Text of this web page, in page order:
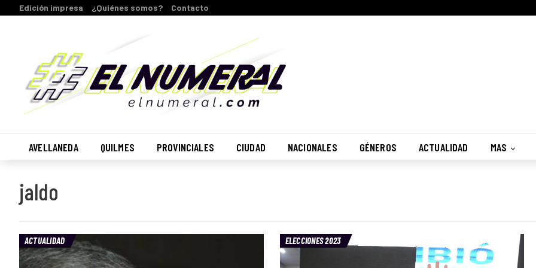
Edición impresa ¿Quiénes somos? Contacto
AVELLANEDA QUILMES PROVINCIALES CIUDAD NACIONALES GÉNEROS ACTUALIDAD MAS
jaldo
ACTUALIDAD ELECCIONES 2023